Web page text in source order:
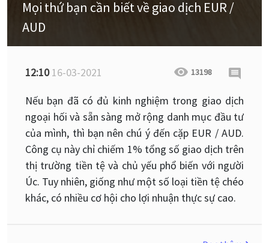
Mọi thứ bạn cần biết về giao dịch EUR /
AUD
12:1016-03-2021 13198
Nếu bạn đã có đủ kinh nghiệm trong giao dịch
ngoại hối và sẵn sàng mở rộng danh mục đầu tư
của mình, thì bạn nên chú ý đến cặp EUR / AUD.
Công cụ này chỉ chiếm 1% tổng số giao dịch trên
thị trường tiền tệ và chủ yếu phổ biến với người
Úc. Tuy nhiên, giống như một số loại tiền tệ chéo
khác, có nhiều cơ hội cho lợi nhuận thực sự cao.